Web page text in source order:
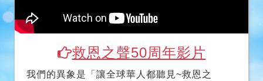
救恩之聲50周年影片
我們的異象是「讓全球華人都聽見~救恩之
聲」，50年來，救恩之聲廣播中心不間斷地運
用廣播節目、文字等方式來傳福音，藉著「救恩
聖經函授課程」跟進與栽培聽友與信徒。